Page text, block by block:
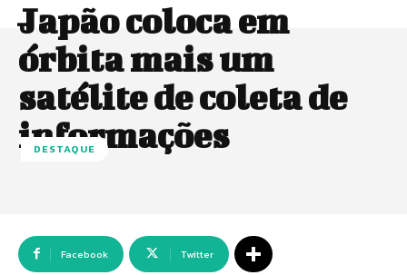
Japão coloca em
órbita mais um
satélite de coleta de
informações
DESTAQUE
Facebook Twitter